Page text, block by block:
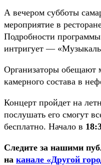
А вечером субботы
мероприятие в
Подробности
интригует —
Организаторы обещают
камерного состава в
Концерт пройдет на
послушать его смогут
бесплатно. Начало в
Следите за нашими
на канале «Другой